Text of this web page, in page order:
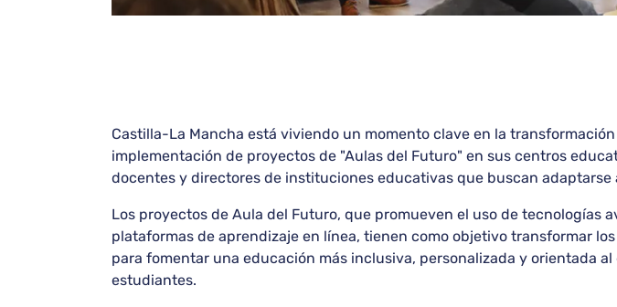
Castilla-La Mancha está viviendo un momento clave en la
implementación de proyectos de "Aulas del Futuro" en sus centros
docentes y directores de instituciones educativas que buscan
Los proyectos de Aula del Futuro, que promueven el uso de
plataformas de aprendizaje en línea, tienen como objetivo transformar
para fomentar una educación más inclusiva, personalizada y orientada
estudiantes.